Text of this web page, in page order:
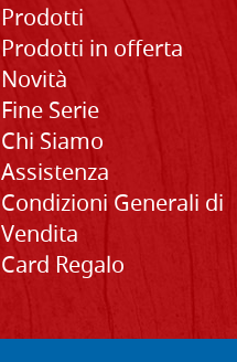
Prodotti
Prodotti in offerta
Novità
Fine Serie
Chi Siamo
Assistenza
Condizioni Generali di
Vendita
Card Regalo